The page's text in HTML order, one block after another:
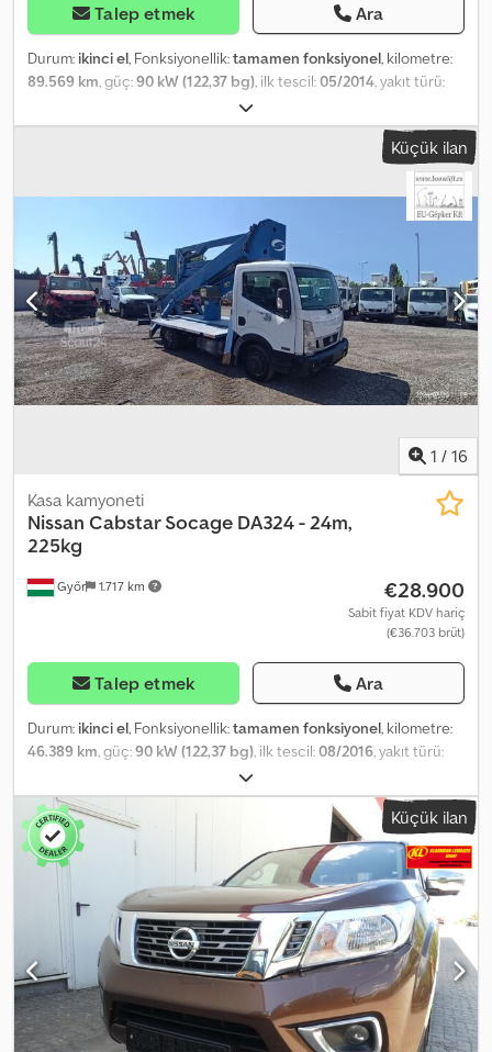
Talep etmek Ara
Durum: ikinci el, Fonksiyonellik:tamamen fonksiyonel, kilometre:
89.569 km, güç:90 kW (122,37 bg), ilk tescil:05/2014, yakıt türü:
, lastik durumu:
konfigürasyonu:4x2, renk:sarı, vites türü:mekanik, koltuk sayısı:2,
, Nissan Cabstar
Ruthmann-Steiger TB270 - 27 m - 230 kg Maksimum çalışma
yüksekliği: 27 m İmalat yılı: 2014/05 Kilometre: 89569 km Çalışma
saati: Emisyon sınıfı: EURO5 Güç: 90 kW Cedpfszr T Nmsx Adqorf
Silindir hacmi (cc): 2488 Yakıt: Dizel İzin verilen azami araç ağırlığı
(GVW): 3500 kg Yük kapasitesi: 230 kg Sepet taban yüksekliği: 25 m
Maksimum erişim (1 operatör): 25,8 m Yapı dönüşü: 450° Sepet:
1400x700 mm Kontroller: Elektrik-Hidrolik Koltuk sayısı: 2 Şanzıman:
Manuel şanzıman Özellikler: ABS, servo, turbo, hava yastığı Makine
iyi durumda, motoru ve hidrolik sistemi çok temiz ve sorunsuz
çalışıyor. Fiyat, ihracat için NETTO fiyattır. Şu dillerde konuşabiliriz: -
İngilizce - Almanca - Macarca
Küçük ilan
1 / 16
Győr 1.717 km
Kasa kamyoneti
Nissan Cabstar Socage DA324 - 24m,
225kg
€28.900
Sabit fiyat KDV hariç
(€36.703 brüt)
Talep etmek Ara
Durum: ikinci el, Fonksiyonellik:tamamen fonksiyonel, kilometre:
46.389 km, güç:90 kW (122,37 bg), ilk tescil:08/2016, yakıt türü:
, dingil konfigürasyonu:
beyaz, vites türü:mekanik, koltuk sayısı:3, Üretim yılı:2016, çalışma
saatleri:5.003 h, Donanım: ABS, hidrolik direksiyon
, Nissan Cabstar
Socage DA324 - 24 m, 225 kg Çalışma yüksekliği: 24 m Kilometre:
46389 km Çalışma saati: 5003 İmalat yılı: 2016/08 Emisyon sınıfı:
EURO5B Güç: 90 kW Cedpfx Adezqr Nveqjrf Silindir hacmi (ccm):
2.488 Yakıt: Dizel İzin verilen toplam araç ağırlığı (GVW): 3500 kg
Kaldırma kuvveti: 225 kg Koltuk sayısı: 3 Şanzıman: Manuel şanzıman
Özellikler: ABS, servo, turbo, yerden ve sepetten tamamen hidrolik
çalışma, "A" tipi stabilizasyon, dönebilen sepet, motordan sepetten
başlatma ve durdurma Makine iyi bir çalışma durumundadır,
motoru ve hidrolik sistemi çok temiz ve iyi çalışmaktadır. Fiyat,
Küçük ilan